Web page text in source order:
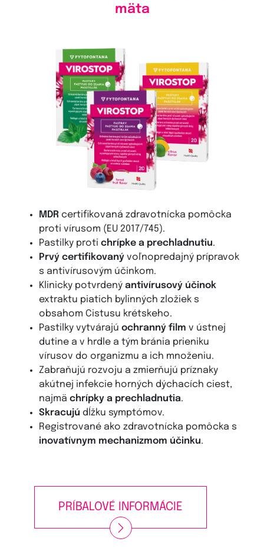
mäta
MDR certifikovaná zdravotnícka pomôcka
proti vírusom (EU 2017/745).
Pastilky protichrípke a prechladnutiu.
Prvý certifikovanývoľnopredajný prípravok
s antivírusovým účinkom.
Klinicky potvrdenýantivírusový účinok
extraktu piatich bylinných zložiek s
obsahom Cistusu krétskeho.
Pastilky vytvárajúochranný film v ústnej
dutine a v hrdle a tým bránia prieniku
vírusov do organizmu a ich množeniu.
Zabraňujú rozvoju a zmierňujú príznaky
akútnej infekcie horných dýchacích ciest,
najmächrípky a prechladnutia.
Skracujú dĺžku symptómov.
Registrované ako zdravotnícka pomôcka s
inovatívnym mechanizmom účinku.
PRÍBALOVÉ INFORMÁCIE